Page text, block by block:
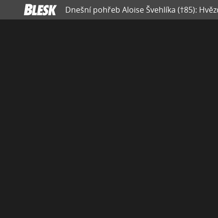
Dnešní pohřeb Aloise Švehlíka (†85):